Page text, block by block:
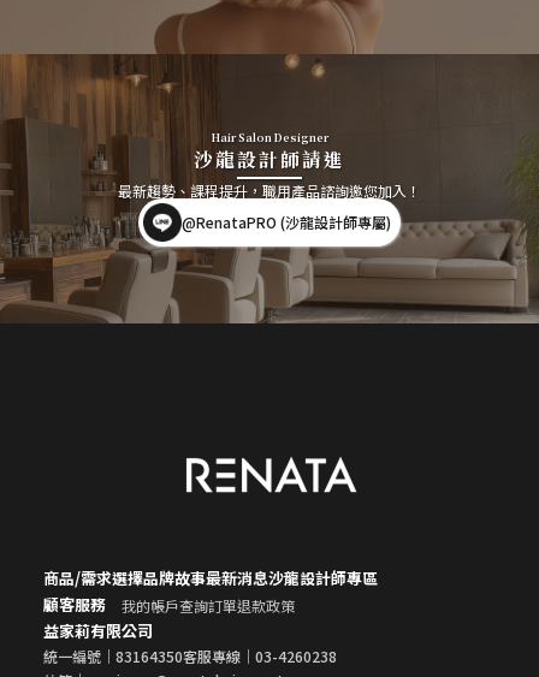
Hair Salon Designer
沙龍設計師請進
最新趨勢、課程提升，職用產品諮詢邀您加入！
@RenataPRO (沙龍設計師專屬)
商品/需求選擇品牌故事最新消息沙龍設計師專區
顧客服務
我的帳戶查詢訂單退款政策
益家莉有限公司
統一編號｜83164350客服專線｜03-4260238